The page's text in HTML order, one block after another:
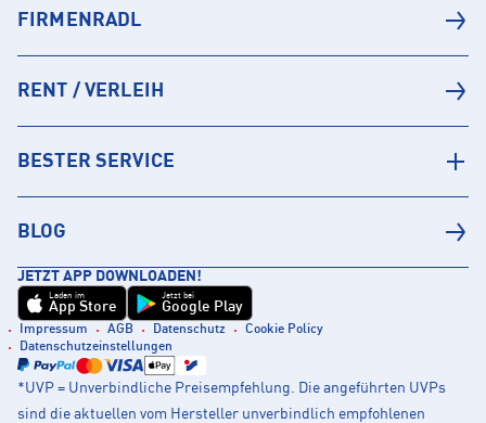
FIRMENRADL
RENT / VERLEIH
BESTER SERVICE
BLOG
JETZT APP DOWNLOADEN!
Laden im
App Store
Jetzt bei
Google Play
Impressum AGB Datenschutz
Cookie Policy
Datenschutzeinstellungen
*UVP = Unverbindliche Preisempfehlung. Die angeführten UVPs
sind die aktuellen vom Hersteller unverbindlich empfohlenen